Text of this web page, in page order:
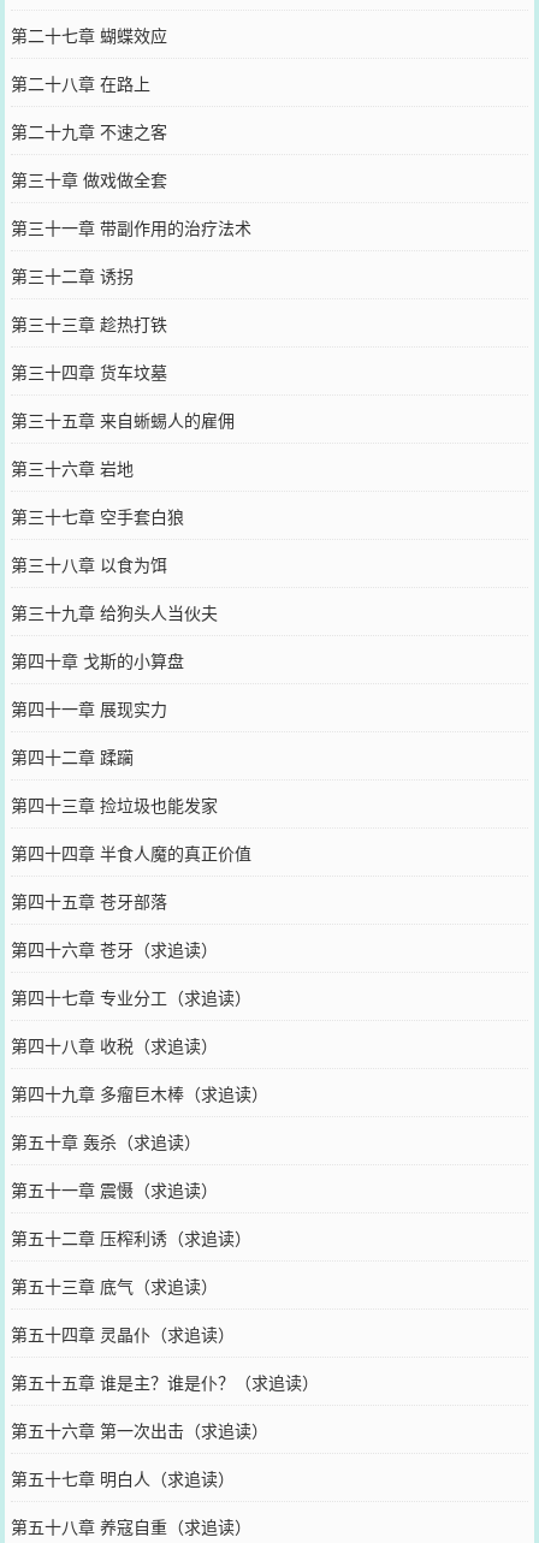
第二十七章 蝴蝶效应
第二十八章 在路上
第二十九章 不速之客
第三十章 做戏做全套
第三十一章 带副作用的治疗法术
第三十二章 诱拐
第三十三章 趁热打铁
第三十四章 货车坟墓
第三十五章 来自蜥蜴人的雇佣
第三十六章 岩地
第三十七章 空手套白狼
第三十八章 以食为饵
第三十九章 给狗头人当伙夫
第四十章 戈斯的小算盘
第四十一章 展现实力
第四十二章 蹂躏
第四十三章 捡垃圾也能发家
第四十四章 半食人魔的真正价值
第四十五章 苍牙部落
第四十六章 苍牙（求追读）
第四十七章 专业分工（求追读）
第四十八章 收税（求追读）
第四十九章 多瘤巨木棒（求追读）
第五十章 轰杀（求追读）
第五十一章 震慑（求追读）
第五十二章 压榨利诱（求追读）
第五十三章 底气（求追读）
第五十四章 灵晶仆（求追读）
第五十五章 谁是主？谁是仆？（求追读）
第五十六章 第一次出击（求追读）
第五十七章 明白人（求追读）
第五十八章 养寇自重（求追读）